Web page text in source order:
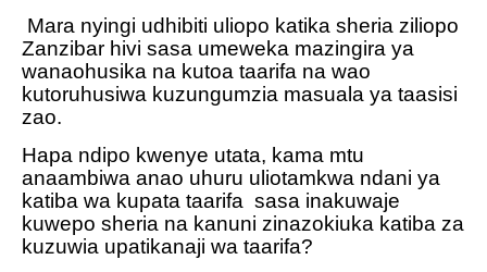
Mara nyingi udhibiti uliopo katika sheria ziliopo
Zanzibar hivi sasa umeweka mazingira ya
wanaohusika na kutoa taarifa na wao
kutoruhusiwa kuzungumzia masuala ya taasisi
zao.
Hapa ndipo kwenye utata, kama mtu
anaambiwa anao uhuru uliotamkwa ndani ya
katiba wa kupata taarifa sasa inakuwaje
kuwepo sheria na kanuni zinazokiuka katiba za
kuzuwia upatikanaji wa taarifa?